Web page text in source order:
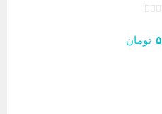
تومان